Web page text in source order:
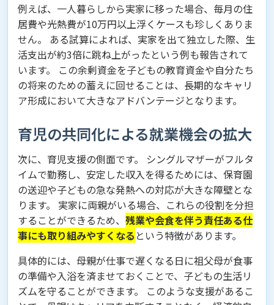
例えば、一人暮らしから実家に移った場合、毎月の住
居費や光熱費が10万円以上浮くケースも珍しくありま
せん。 ある試算によれば、実家を出て独立した際、生
活支出が約3倍に跳ね上がったという例も報告されて
います。 この余剰資金を子どもの教育資金や自分たち
の将来のための蓄えに回せることは、長期的なキャリ
ア形成において大きなアドバンテージとなります。
育児の共同化による就業機会の拡大
次に、育児支援の側面です。 シングルマザーがフルタ
イムで勤務し、安定した収入を得るためには、保育園
の送迎や子どもの急な発熱への対応が大きな障壁とな
ります。 実家に両親がいる場合、これらの役割を分担
することができるため、 残業や会食を伴う責任ある仕
事にも取り組みやすくなる という特徴があります。
具体的には、母親が仕事で遅くなる日に祖父母が食事
の準備や入浴を済ませておくことで、子どもの生活リ
ズムを守ることができます。 このような支援があるこ